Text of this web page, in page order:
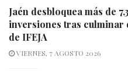
Jaén desbloquea más de
inversiones tras culminar
de IFEJA
VIERNES, 7 AGOSTO 2026